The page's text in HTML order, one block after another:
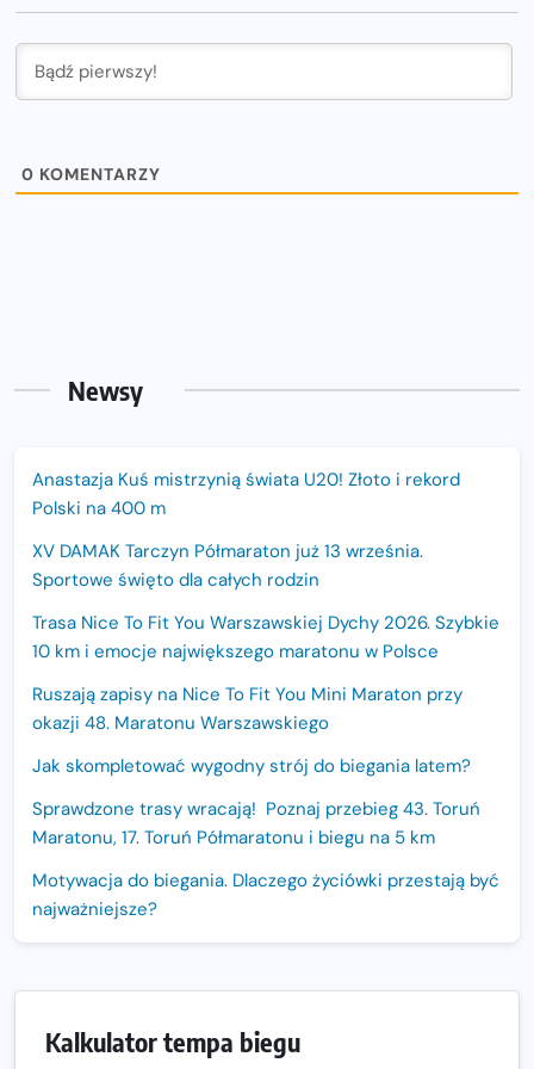
0 KOMENTARZY
Newsy
Anastazja Kuś mistrzynią świata U20! Złoto i rekord
Polski na 400 m
XV DAMAK Tarczyn Półmaraton już 13 września.
Sportowe święto dla całych rodzin
Trasa Nice To Fit You Warszawskiej Dychy 2026. Szybkie
10 km i emocje największego maratonu w Polsce
Ruszają zapisy na Nice To Fit You Mini Maraton przy
okazji 48. Maratonu Warszawskiego
Jak skompletować wygodny strój do biegania latem?
Sprawdzone trasy wracają! Poznaj przebieg 43. Toruń
Maratonu, 17. Toruń Półmaratonu i biegu na 5 km
Motywacja do biegania. Dlaczego życiówki przestają być
najważniejsze?
Sprawdzony przebieg i profil stworzony do szybkiego
Kalkulator tempa biegu